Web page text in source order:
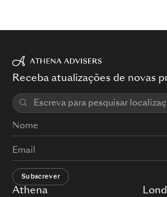
Athena
Receba atualizações de novas
Subscrever